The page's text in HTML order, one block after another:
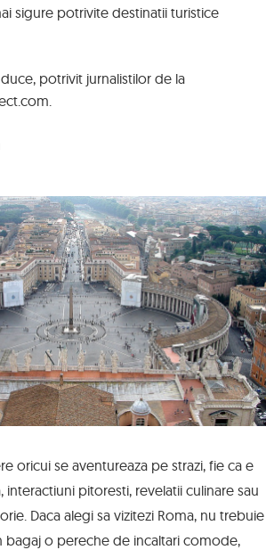
sigure potrivite destinatii turistice
potrivit jurnalistilor de la
oricui se aventureaza pe strazi, fie ca e
pitoresti, revelatii culinare sau
Daca alegi sa vizitezi Roma, nu trebuie
bagaj o pereche de incaltari comode,